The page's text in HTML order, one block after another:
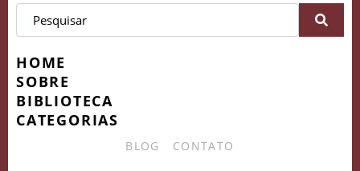
HOME
SOBRE
BIBLIOTECA
CATEGORIAS
BLOG CONTATO